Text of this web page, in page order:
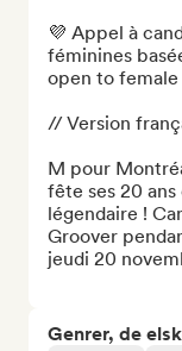
💜 Appel à
féminines
open to female
// Version
M pour
fête ses 20
légendaire !
Groover
jeudi 20
Genrer, de